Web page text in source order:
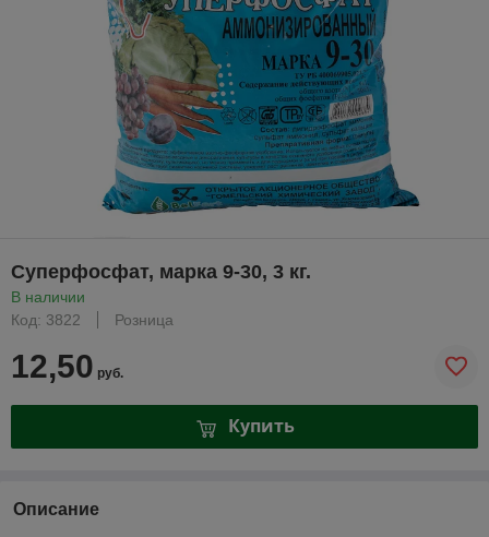
Суперфосфат, марка 9-30, 3 кг.
В наличии
Код: 3822
Розница
12,50 руб.
Купить
Описание